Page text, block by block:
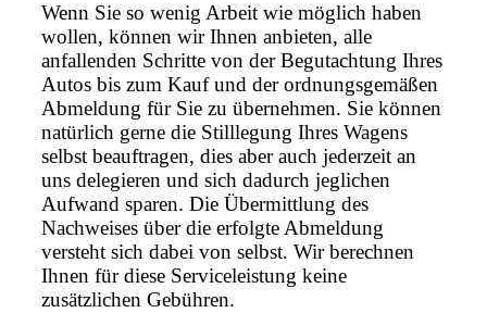
Wenn Sie so wenig Arbeit wie möglich haben
wollen, können wir Ihnen anbieten, alle
anfallenden Schritte von der Begutachtung Ihres
Autos bis zum Kauf und der ordnungsgemäßen
Abmeldung für Sie zu übernehmen. Sie können
natürlich gerne die Stilllegung Ihres Wagens
selbst beauftragen, dies aber auch jederzeit an
uns delegieren und sich dadurch jeglichen
Aufwand sparen. Die Übermittlung des
Nachweises über die erfolgte Abmeldung
versteht sich dabei von selbst. Wir berechnen
Ihnen für diese Serviceleistung keine
zusätzlichen Gebühren.